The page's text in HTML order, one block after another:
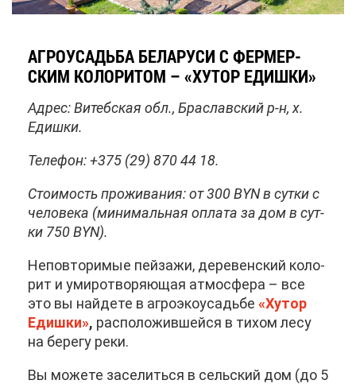
АГ­РО­УСАДЬ­БА БЕ­ЛА­РУ­СИ С ФЕР­МЕР­
СКИМ КО­ЛО­РИ­ТОМ – «ХУ­ТОР ЕДИШ­КИ»
Ад­рес: Ви­теб­ская обл., Бра­слав­ский р-н, х.
Едиш­ки.
Те­ле­фон: +375 (29) 870 44 18.
Сто­и­мость про­жи­ва­ния: от 300 BYN в сут­ки с
че­ло­ве­ка (ми­ни­маль­ная опла­та за дом в сут­
ки 750 BYN).
Непо­вто­ри­мые пей­за­жи, де­ре­вен­ский ко­ло­
рит и уми­ро­тво­ря­ю­щая ат­мо­сфе­ра – все
это вы най­де­те в аг­ро­эко­усадь­бе «Ху­тор
Едиш­ки», рас­по­ло­жив­шей­ся в ти­хом ле­су
на бе­ре­гу ре­ки.
Вы мо­же­те за­се­лить­ся в сель­ский дом (до 5